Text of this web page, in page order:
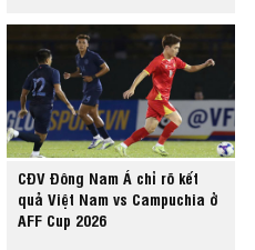
CĐV Đông Nam Á chỉ rõ kết
quả Việt Nam vs Campuchia ở
AFF Cup 2026